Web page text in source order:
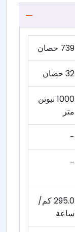
739 حصان
32 حصان
1000 نيوتن
متر
-
-
295.0 كم/
ساعة